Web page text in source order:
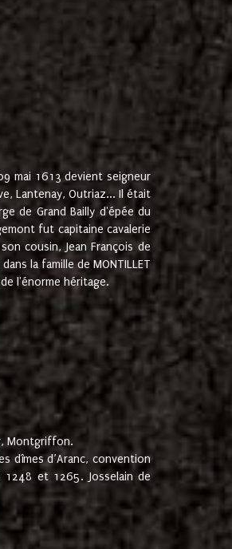
mai 1613 devient seigneur
Lantenay, Outriaz... Il était
de Grand Bailly d'épée du
fut capitaine cavalerie
cousin, Jean François de
la famille de MONTILLET
l'énorme héritage.
Montgriffon.
dîmes d’Aranc, convention
1248 et 1265. Josselain de